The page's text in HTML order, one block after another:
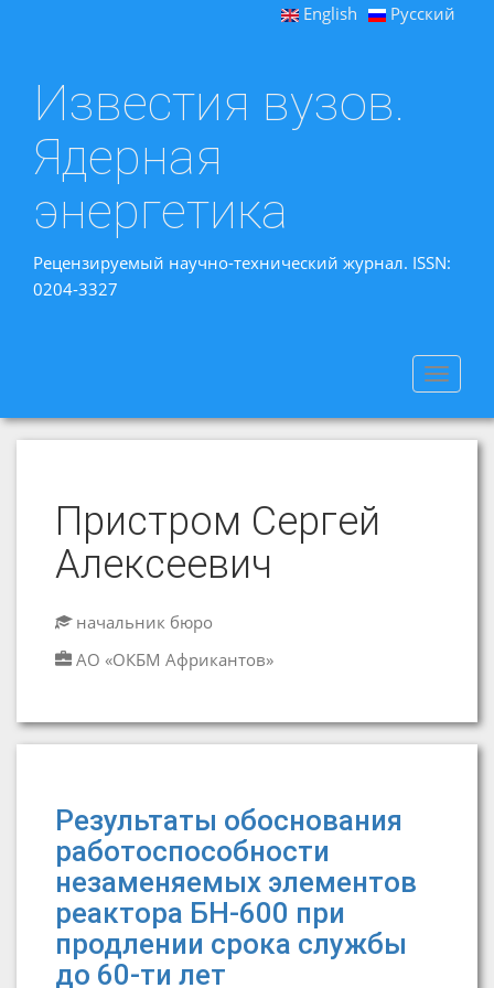
English Русский
Известия вузов.
Ядерная
энергетика
Рецензируемый научно-технический журнал. ISSN:
0204-3327
Toggle
Пристром Сергей
Алексеевич
начальник бюро
АО «ОКБМ Африкантов»
Результаты обоснования
работоспособности
незаменяемых элементов
реактора БН-600 при
продлении срока службы
до 60-ти лет